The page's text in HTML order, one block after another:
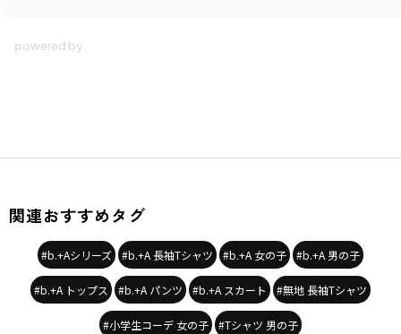
関連おすすめタグ
#b.+Aシリーズ #b.+A 長袖Tシャツ #b.+A 女の子 #b.+A 男の子
#b.+A トップス #b.+A パンツ #b.+A スカート #無地 長袖Tシャツ
#小学生コーデ 女の子 #Tシャツ 男の子